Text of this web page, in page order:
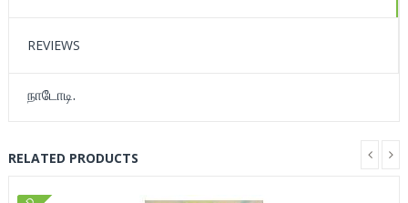
REVIEWS
நாடோடி.
RELATED PRODUCTS